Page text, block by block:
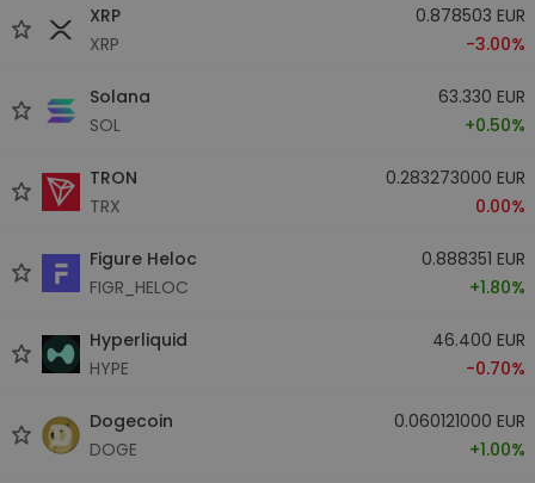
XRP
XRP
0.878503 EUR
-3.00%
Solana
SOL
63.330 EUR
+0.50%
TRON
TRX
0.283273000 EUR
0.00%
Figure Heloc
FIGR_HELOC
0.888351 EUR
+1.80%
Hyperliquid
HYPE
46.400 EUR
-0.70%
Dogecoin
DOGE
0.060121000 EUR
+1.00%